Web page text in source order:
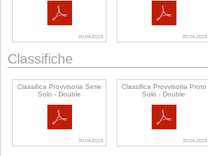
20-04-2024 20-04-2024
Classifiche
Classifica Provvisoria Serie
Solo - Double
30-04-2024
Classifica Provvisoria Proto
Solo - Double
30-04-2024